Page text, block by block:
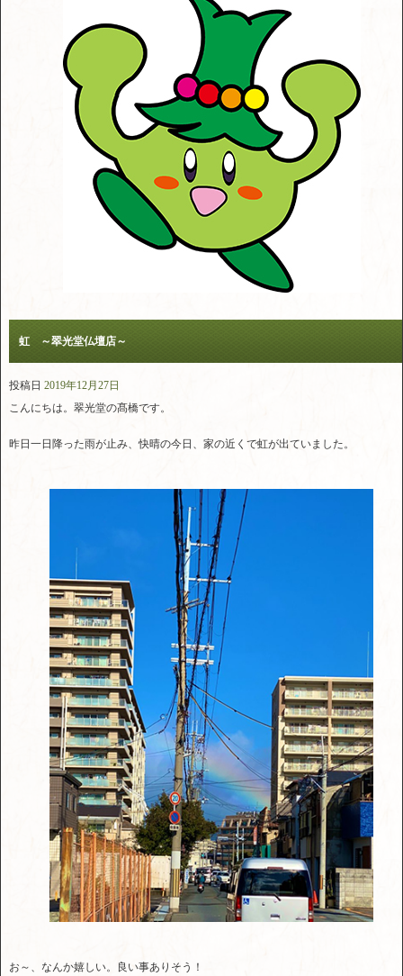
虹 ～翠光堂仏壇店～
投稿日 2019年12月27日
こんにちは。翠光堂の髙橋です。
昨日一日降った雨が止み、快晴の今日、家の近くで虹が出ていました。
お～、なんか嬉しい。良い事ありそう！